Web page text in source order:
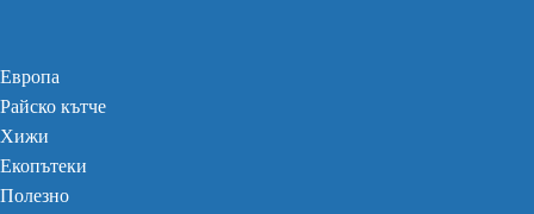
Европа
Райско кътче
Хижи
Екопътеки
Полезно